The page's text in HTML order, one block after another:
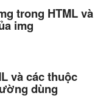
trong HTML và
img
và các thuộc
dùng